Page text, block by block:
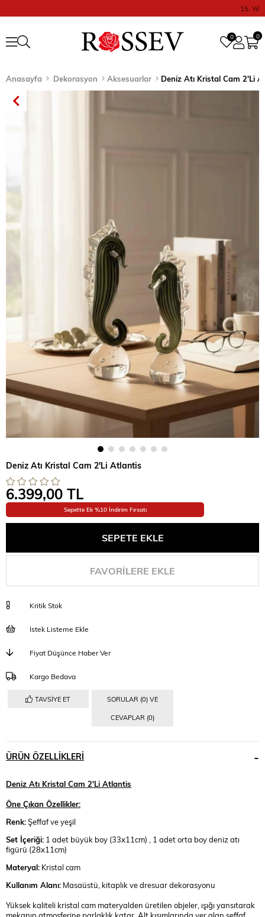
15. Yıl
0
0
Anasayfa Dekorasyon Aksesuarlar Deniz Atı Kristal Cam 2'Li
Deniz Atı Kristal Cam 2'Li Atlantis
6.399,00 TL
Sepette Ek %10 İndirim Fırsatı
FAVORILERE EKLE
Kritik Stok
İstek Listeme Ekle
Fiyat Düşünce Haber Ver
Kargo Bedava
TAVSIYE ET SORULAR (0) VE
CEVAPLAR (0)
ÜRÜN ÖZELLIKLERI
Deniz Atı Kristal Cam 2'Li Atlantis
Öne Çıkan Özellikler:
Renk:Şeffaf ve yeşil
Set İçeriği: 1 adet büyük boy (33x11cm) , 1 adet orta boy deniz atı
figürü (28x11cm)
Materyal: Kristal cam
Kullanım Alanı: Masaüstü, kitaplık ve dresuar dekorasyonu
Yüksek kaliteli kristal cam materyalden üretilen objeler, ışığı yansıtarak
mekanın atmosferine parlaklık katar. Alt kısımlarında yer alan şeffaf